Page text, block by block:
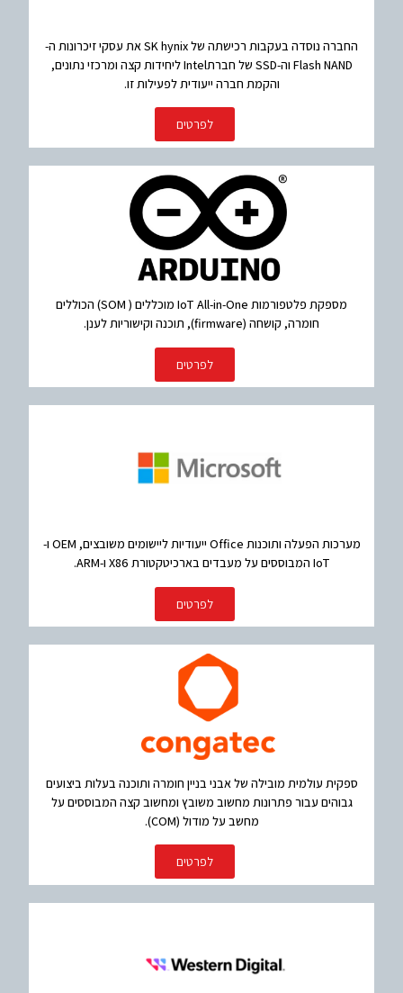
החברה נוסדה בעקבות רכישתה של SK hynix את עסקי זיכרונות ה-
Flash NAND וה-SSD של חברתIntel ליחידות קצה ומרכזי נתונים,
והקמת חברה ייעודית לפעילות זו.
לפרטים
מספקת פלטפורמות IoT All-in-One מוכללים ( SOM) הכוללים
חומרה, קושחה (firmware), תוכנה וקישוריות לענן.
לפרטים
מערכות הפעלה ותוכנות Office ייעודיות ליישומים משובצים, OEM ו-
IoT המבוססים על מעבדים בארכיטקטורת X86 ו-ARM.
לפרטים
ספקית עולמית מובילה של אבני בניין חומרה ותוכנה בעלות ביצועים
גבוהים עבור פתרונות מחשוב משובץ ומחשוב קצה המבוססים על
מחשב על מודול (COM).
לפרטים